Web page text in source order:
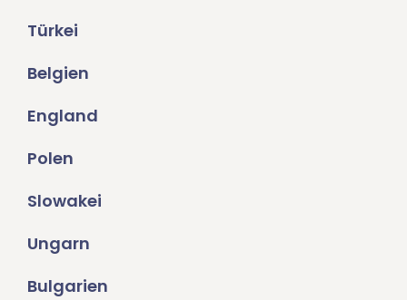
Türkei
Belgien
England
Polen
Slowakei
Ungarn
Bulgarien